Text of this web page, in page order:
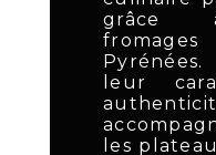
grâce
leur
les